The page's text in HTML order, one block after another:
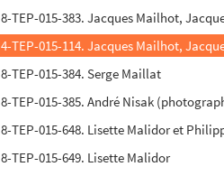
8-TEP-015-383. Jacques Mailhot,
4-TEP-015-114. Jacques Mailhot,
8-TEP-015-384. Serge Maillat
8-TEP-015-385. André Nisak
8-TEP-015-648. Lisette Malidor et
8-TEP-015-649. Lisette Malidor